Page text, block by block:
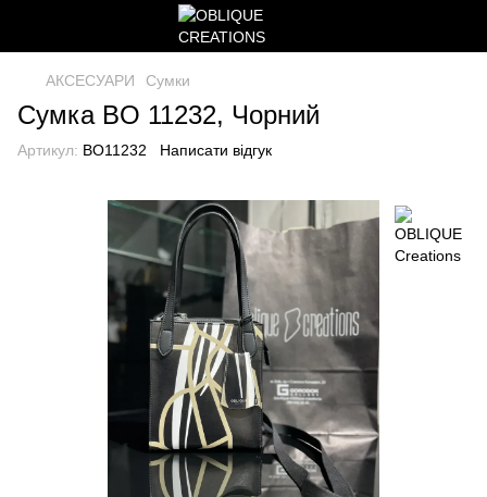
АКСЕСУАРИ Сумки
Сумка BO 11232, Чорний
Артикул: BO11232 Написати відгук